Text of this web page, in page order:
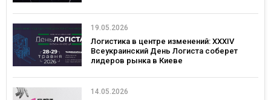
19.05.2026
Логистика в центре изменений: XXXIV
Всеукраинский День Логиста соберет
лидеров рынка в Киеве
14.05.2026